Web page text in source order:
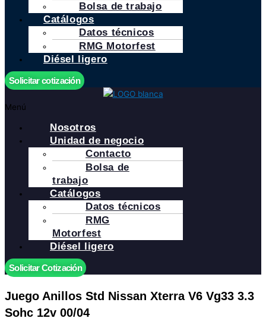
Bolsa de trabajo
Catálogos
Datos técnicos
RMG Motorfest
Diésel ligero
Solicitar cotización
Menú
Nosotros
Unidad de negocio
Contacto
Bolsa de
trabajo
Catálogos
Datos técnicos
RMG
Motorfest
Diésel ligero
Solicitar Cotización
Juego Anillos Std Nissan Xterra V6 Vg33 3.3
Sohc 12v 00/04